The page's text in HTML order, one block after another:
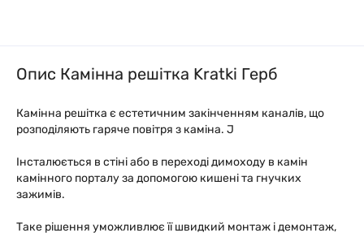
Опис Камінна решітка Kratki Герб
Камінна решітка є естетичним закінченням каналів, що
розподіляють гаряче повітря з каміна. J
Інсталюється в стіні або в переході димоходу в камін
камінного порталу за допомогою кишені та гнучких
зажимів.
Таке рішення уможливлює її швидкий монтаж і демонтаж,